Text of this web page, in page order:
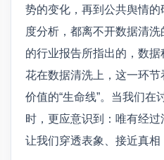
势的变化，再到公共舆情
度分析，都离不开数据清洗
的行业报告所指出的，数
花在数据清洗上，这一环
价值的“生命线”。当我们在
时，更应意识到：唯有经过
让我们穿透表象、接近真相